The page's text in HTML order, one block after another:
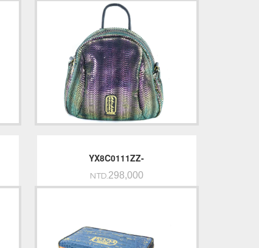
YX8C0111ZZ-
NTD.298,000